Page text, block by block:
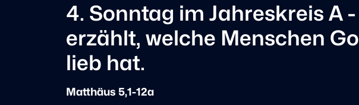
4. Sonntag im Jahreskreis A -
erzählt, welche Menschen
lieb hat.
Matthäus 5,1-12a